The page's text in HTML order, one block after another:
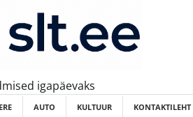
igapäevaks
AUTO KULTUUR KONTAKTILEHT